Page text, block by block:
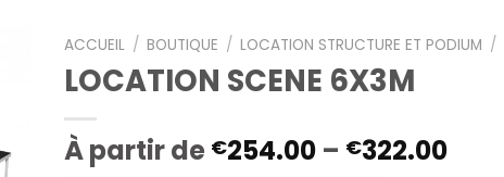
ACCUEIL / BOUTIQUE / LOCATION STRUCTURE ET PODIUM /
LOCATION SCENE 6X3M
À partir de €254.00– €322.00